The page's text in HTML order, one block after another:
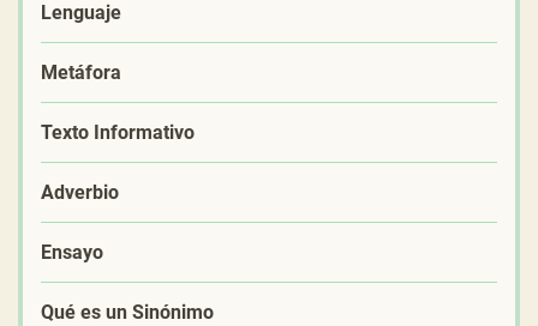
Lenguaje
Metáfora
Texto Informativo
Adverbio
Ensayo
Qué es un Sinónimo